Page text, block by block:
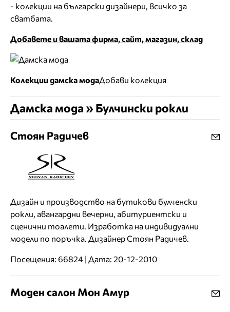
- колекции на български дизайнери, всичко за
сватбата.
Добавете и вашата фирма, сайт, магазин, склад
Колекции дамска модаДобави колекция
Дамска мода » Булчински рокли
Стоян Радичев
Дизайн и производство на бутикови булченски
рокли, авангардни вечерни, абитуриентски и
сценични тоалети. Изработка на индивидуални
модели по поръчка. Дизайнер Стоян Радичев.
Посещения: 66824 | Дата: 20-12-2010
Моден салон Мон Амур